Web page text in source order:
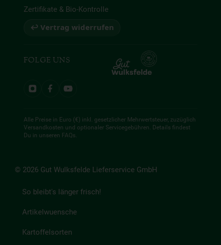
Zertifikate & Bio-Kontrolle
↩ Vertrag widerrufen
FOLGE UNS
Alle Preise in Euro (€) inkl. gesetzlicher Mehrwertsteuer, zuzüglich
Versandkosten und optionaler Servicegebühren. Details findest
Du in unseren FAQs.
© 2026 Gut Wulksfelde Lieferservice GmbH
So bleibt's länger frisch!
Artikelwuensche
Kartoffelsorten